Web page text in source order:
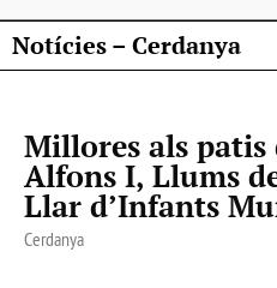
Notícies – Cerdanya
Millores als patis
Alfons I, Llums
Llar d’Infants
Cerdanya